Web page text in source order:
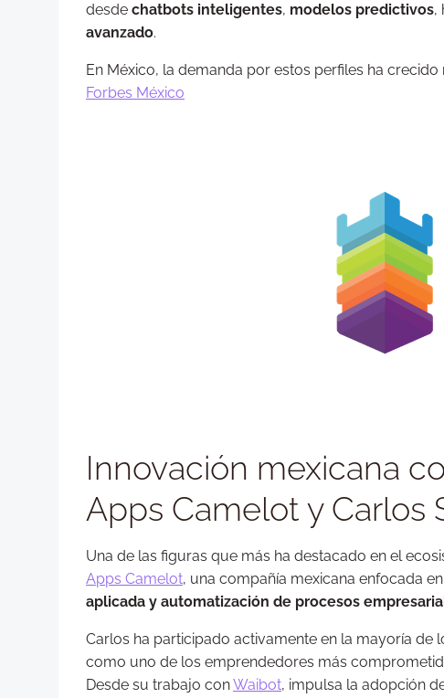
desde chatbots inteligentes, modelos predictivos,
avanzado.
En México, la demanda por estos perfiles ha crecido
Forbes México
Innovación mexicana
Apps Camelot y Carlos
Una de las figuras que más ha destacado en el
Apps Camelot, una compañía mexicana enfocada
aplicada y automatización de procesos
Carlos ha participado activamente en la mayoría de
como uno de los emprendedores más
Desde su trabajo conWaibot, impulsa la adopción